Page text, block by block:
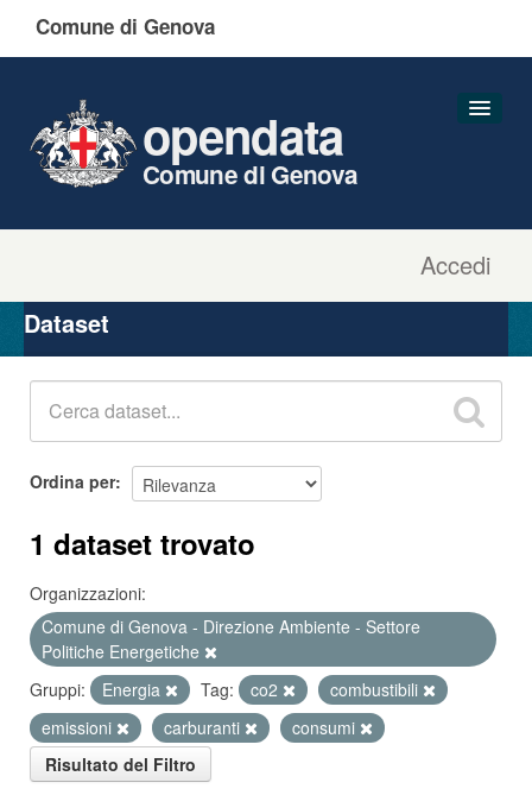
Comune di Genova
Accedi
opendata
Comune di Genova
Organizzazioni
Gruppi
Dataset
Ordina per
1 dataset trovato
Organizzazioni:
Comune di Genova - Direzione Ambiente - Settore
Politiche Energetiche
Gruppi:
Energia Tag: co2
combustibili
emissioni
carburanti
consumi
Risultato del Filtro